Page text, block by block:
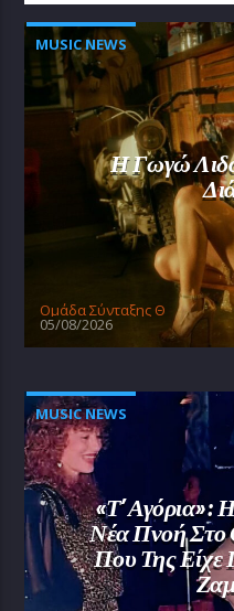
MUSIC NEWS
Η Γωγώ
Oμάδα Σύνταξης Θ
05/08/2026
MUSIC NEWS
«Τ’ Αγόρια»:
Νέα Πνοή Στο
Που Της Είχε